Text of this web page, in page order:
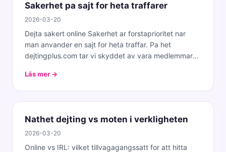
Sakerhet pa sajt for heta traffarer
2026-03-20
Dejta sakert online Sakerhet ar forstaprioritet nar
man anvander en sajt for heta traffar. Pa het
dejtingplus.com tar vi skyddet av vara medlemmar
Läs mer →
Nathet dejting vs moten i verkligheten
2026-03-20
Online vs IRL: vilket tillvagagangssatt for att hitta